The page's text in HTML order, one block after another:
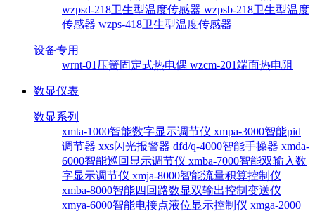
wzpsd-218卫生型温度传感器 wzpsb-218卫生型温度
传感器 wzps-418卫生型温度传感器
设备专用
wrnt-01压簧固定式热电偶 wzcm-201端面热电阻
数显仪表
数显系列
xmta-1000智能数字显示调节仪 xmpa-3000智能pid
调节器 xxs闪光报警器 dfd/q-4000智能手操器 xmda-
6000智能巡回显示调节仪 xmba-7000智能双输入数
字显示调节仪 xmja-8000智能流量积算控制仪
xmba-8000智能四回路数显双输出控制变送仪
xmya-6000智能电接点液位显示控制仪 xmga-2000